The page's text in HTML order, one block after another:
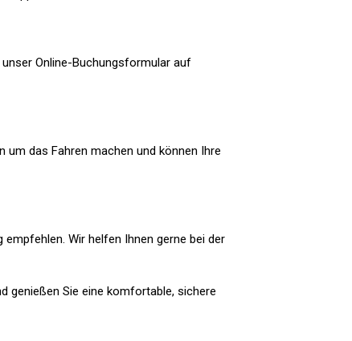
Online-Buchungsformular auf
das Fahren machen und können Ihre
Wir helfen Ihnen gerne bei der
genießen Sie eine komfortable, sichere